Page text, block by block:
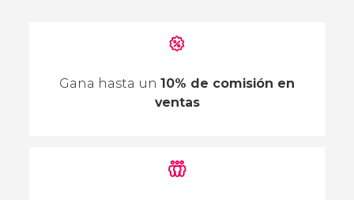
Gana hasta un 10% de comisión en
ventas